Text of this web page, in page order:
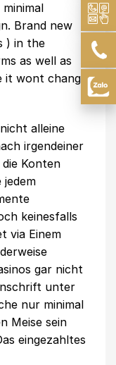
Brand new
) in the
as well as
wont change
alleine
irgendeiner
die Konten
jedem
keinesfalls
via Einem
gar nicht
unter
nur minimal
Meise sein
eingezahltes